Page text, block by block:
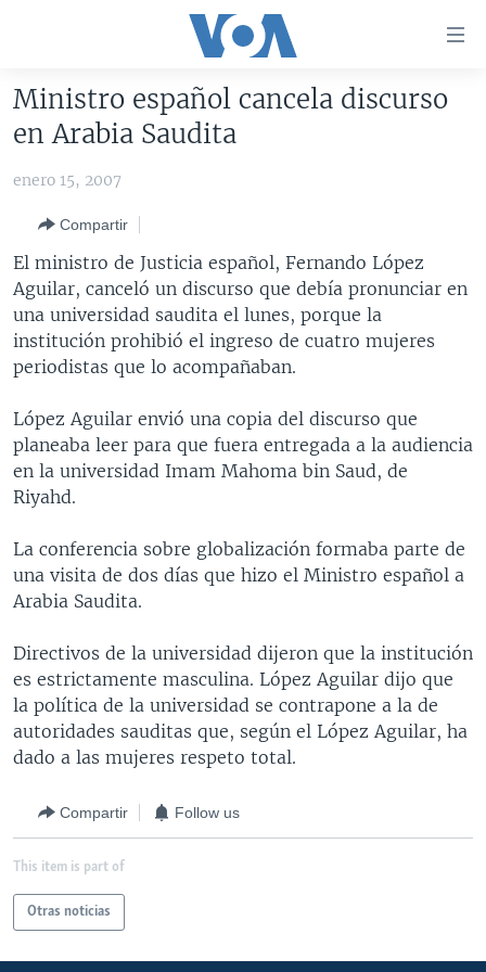
accesibilidad
principal
Salte
navegador
principal
Salte
búsqueda
AMÉRICA DEL NORTE
MÉXICO
HAITÍ
ELECCIONES EEUU
VOTO DIVIDIDO
VOA VERIFICA
VOA VERIFICA UCRANIA/RUSIA
VOA VERIFICA INMIGRACIÓN
VOA VERIFICA AMÉRICA LATINA
AMÉRICA LATINA
ARGENTINA
BOLIVIA
COLOMBIA
PERÚ
ECUADOR
VENEZUELA
BRASIL
CHINA EN AMÉRICA LATINA
CENTROAMÉRICA
COSTA RICA
GUATEMALA
HONDURAS
NICARAGUA
OTRAS SECCIONES
LIBERTAD DE PRENSA
MUNDO
ECONOMÍA
ENTRETENIMIENTO Y CULTURA
TECNOLOGÍA
CIENCIA Y SALUD
LIBERTAD DE PRENSA
UCRANIA
MULTIMEDIA
VIDEOS
FOTOGRAFÍA
PROGRAMAS TV
EL MUNDO AL DÍA
VISIÓN 360
LAS CLAVES
PANORAMA
RADIO
AUDIONOTICIAS
BUENOS DÍAS AMÉRICA
ESTADOS UNIDOS AL DÍA
FORO [RADIO]
DEPORTIVO INTERNACIONAL
NOTA ECONÓMICA
ENTRETENIMIENTO
DOCUMENTALES DE LA VOA
Learning English
Idiomas
Ministro español cancela discurso
en Arabia Saudita
enero 15, 2007
Compartir
El ministro de Justicia español, Fernando López
Aguilar, canceló un discurso que debía pronunciar en
una universidad saudita el lunes, porque la
institución prohibió el ingreso de cuatro mujeres
periodistas que lo acompañaban.
López Aguilar envió una copia del discurso que
planeaba leer para que fuera entregada a la audiencia
en la universidad Imam Mahoma bin Saud, de
Riyahd.
La conferencia sobre globalización formaba parte de
una visita de dos días que hizo el Ministro español a
Arabia Saudita.
Directivos de la universidad dijeron que la institución
es estrictamente masculina. López Aguilar dijo que
la política de la universidad se contrapone a la de
autoridades sauditas que, según el López Aguilar, ha
dado a las mujeres respeto total.
Compartir Follow us
This item is part of
Otras noticias